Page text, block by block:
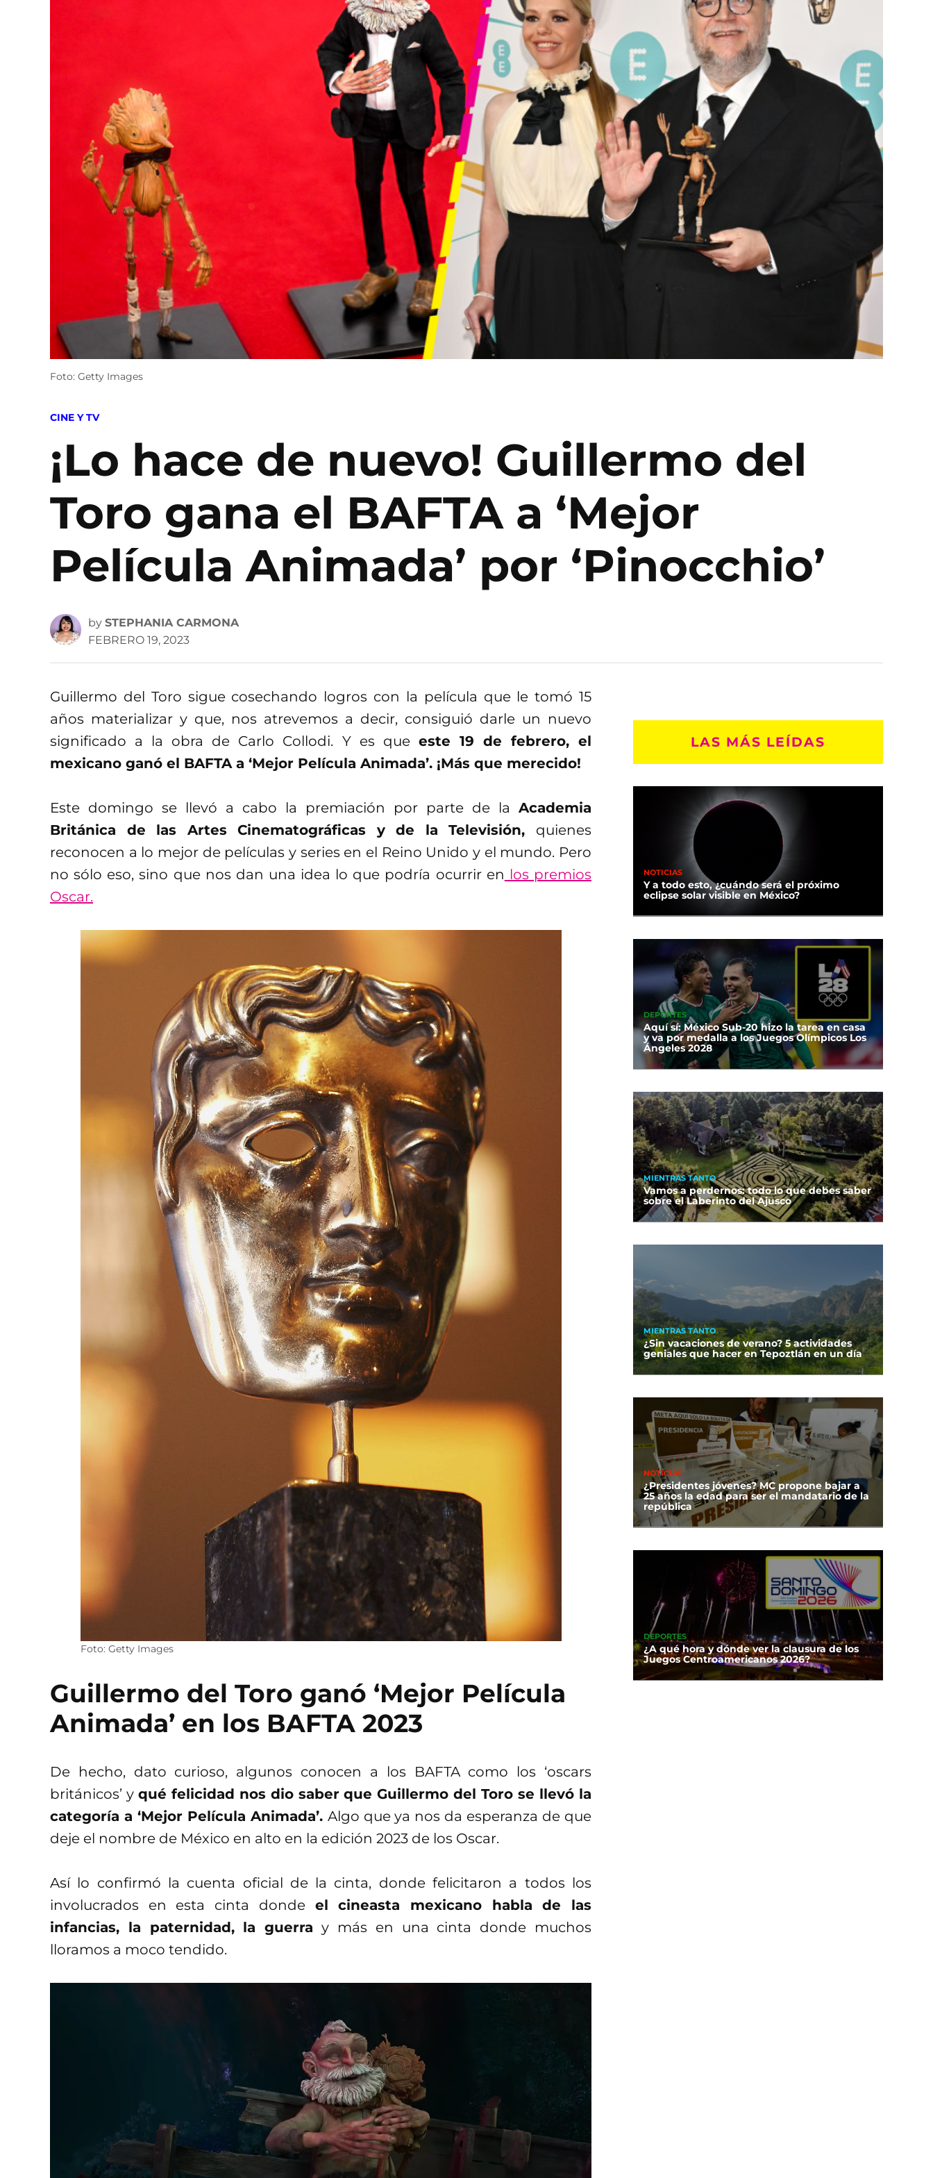
Foto: Getty Images
POSTED
CINE Y TV
¡Lo hace de nuevo! Guillermo del
Toro gana el BAFTA a ‘Mejor
Película Animada’ por ‘Pinocchio’
by STEPHANIA CARMONA
FEBRERO 19, 2023
Guillermo del Toro sigue cosechando logros con la película que le tomó 15
años materializar y que, nos atrevemos a decir, consiguió darle un nuevo
significado a la obra de Carlo Collodi. Y es que este 19 de febrero, el
mexicano ganó el BAFTA a ‘Mejor Película Animada’. ¡Más que merecido!
Este domingo se llevó a cabo la premiación por parte de la Academia
Británica de las Artes Cinematográficas y de la Televisión, quienes
reconocen a lo mejor de películas y series en el Reino Unido y el mundo. Pero
no sólo eso, sino que nos dan una idea lo que podría ocurrir en los premios
Oscar.
Foto: Getty Images
Guillermo del Toro ganó ‘Mejor Película
Animada’ en los BAFTA 2023
De hecho, dato curioso, algunos conocen a los BAFTA como los ‘oscars
británicos’ y qué felicidad nos dio saber que Guillermo del Toro se llevó la
categoría a ‘Mejor Película Animada’. Algo que ya nos da esperanza de que
deje el nombre de México en alto en la edición 2023 de los Oscar.
Así lo confirmó la cuenta oficial de la cinta, donde felicitaron a todos los
involucrados en esta cinta donde el cineasta mexicano habla de las
infancias, la paternidad, la guerra y más en una cinta donde muchos
lloramos a moco tendido.
LAS MÁS LEÍDAS
NOTICIAS
Y a todo esto, ¿cuándo será el próximo
eclipse solar visible en México?
DEPORTES
Aquí sí: México Sub-20 hizo la tarea en casa
y va por medalla a los Juegos Olímpicos Los
Ángeles 2028
MIENTRAS TANTO
Vamos a perdernos: todo lo que debes saber
sobre el Laberinto del Ajusco
MIENTRAS TANTO
¿Sin vacaciones de verano? 5 actividades
geniales que hacer en Tepoztlán en un día
NOTICIAS
¿Presidentes jóvenes? MC propone bajar a
25 años la edad para ser el mandatario de la
república
DEPORTES
¿A qué hora y dónde ver la clausura de los
Juegos Centroamericanos 2026?